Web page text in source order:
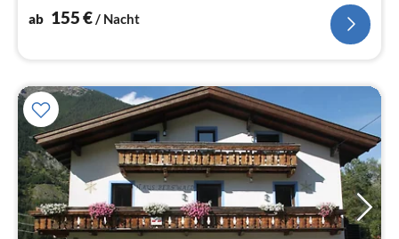
ab 155€ / Nacht